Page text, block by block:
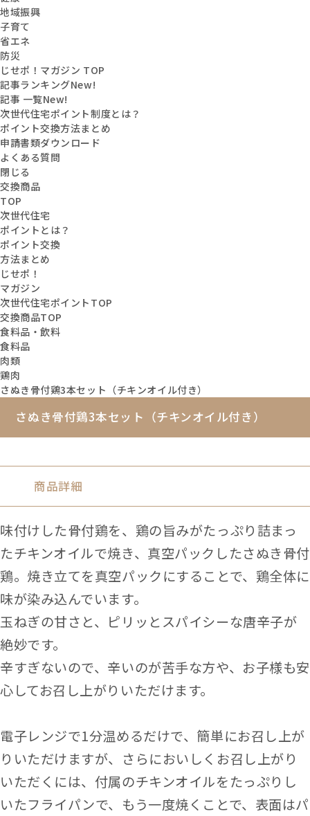
地域振興
子育て
省エネ
防災
じせポ！マガジン TOP
記事ランキングNew!
記事 一覧New!
次世代住宅ポイント制度とは？
ポイント交換方法まとめ
申請書類ダウンロード
よくある質問
閉じる
交換商品
TOP
次世代住宅
ポイントとは？
ポイント交換
方法まとめ
じせポ！
マガジン
次世代住宅ポイントTOP
交換商品TOP
食料品・飲料
食料品
肉類
鶏肉
さぬき骨付鶏3本セット（チキンオイル付き）
さぬき骨付鶏3本セット（チキンオイル付き）
商品詳細
味付けした骨付鶏を、鶏の旨みがたっぷり詰まっ
たチキンオイルで焼き、真空パックしたさぬき骨付
鶏。焼き立てを真空パックにすることで、鶏全体に
味が染み込んでいます。
玉ねぎの甘さと、ピリッとスパイシーな唐辛子が
絶妙です。
辛すぎないので、辛いのが苦手な方や、お子様も安
心してお召し上がりいただけます。
電子レンジで1分温めるだけで、簡単にお召し上が
りいただけますが、さらにおいしくお召し上がり
いただくには、付属のチキンオイルをたっぷりし
いたフライパンで、もう一度焼くことで、表面はパ